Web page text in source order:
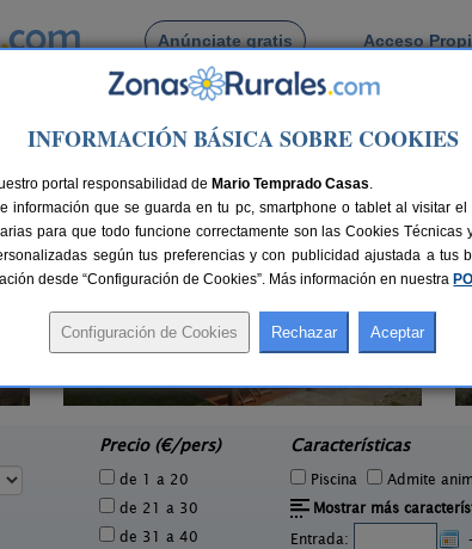
Anúnciate gratis Acceso
Busca por pueblo
Casa Mariñeira Lourdes
Precio (€/pers)
de 1 a 20
de 21 a 30
de 31 a 40
Características
Piscina Admite
Mostrar más
Entrada:
INFORMACIÓN BÁSICA SOBRE COOKIES
portal responsabilidad de Mario Temprado Casas.
que se guarda en tu pc, smartphone o tablet al visitar
para que todo funcione correctamente son las Cookies
según tus preferencias y con publicidad ajustada a tus
desde “Configuración de Cookies”. Más información en nuestra